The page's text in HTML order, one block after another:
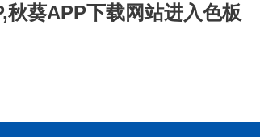
葵APP下载网站进入色板